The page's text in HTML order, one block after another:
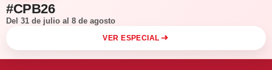
#CPB26
Del 31 de julio al 8 de agosto
VER ESPECIAL